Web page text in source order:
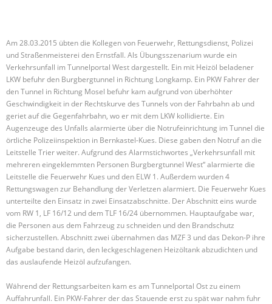
Am 28.03.2015 übten die Kollegen von Feuerwehr, Rettungsdienst, Polizei
und Straßenmeisterei den Ernstfall. Als Übungsszenarium wurde ein
Verkehrsunfall im Tunnelportal West dargestellt. Ein mit Heizöl beladener
LKW befuhr den Burgbergtunnel in Richtung Longkamp. Ein PKW Fahrer der
den Tunnel in Richtung Mosel befuhr kam aufgrund von überhöhter
Geschwindigkeit in der Rechtskurve des Tunnels von der Fahrbahn ab und
geriet auf die Gegenfahrbahn, wo er mit dem LKW kollidierte. Ein
Augenzeuge des Unfalls alarmierte über die Notrufeinrichtung im Tunnel die
örtliche Polizeiinspektion in Bernkastel-Kues. Diese gaben den Notruf an die
Leitstelle Trier weiter. Aufgrund des Alarmstichwortes „Verkehrsunfall mit
mehreren eingeklemmten Personen Burgbergtunnel West“ alarmierte die
Leitstelle die Feuerwehr Kues und den ELW 1. Außerdem wurden 4
Rettungswagen zur Behandlung der Verletzen alarmiert. Die Feuerwehr Kues
unterteilte den Einsatz in zwei Einsatzabschnitte. Der Abschnitt eins wurde
vom RW 1, LF 16/12 und dem TLF 16/24 übernommen. Hauptaufgabe war,
die Personen aus dem Fahrzeug zu schneiden und den Brandschutz
sicherzustellen. Abschnitt zwei übernahmen das MZF 3 und das Dekon-P ihre
Aufgabe bestand darin, den leckgeschlagenen Heizöltank abzudichten und
das auslaufende Heizöl aufzufangen.
Während der Rettungsarbeiten kam es am Tunnelportal Ost zu einem
Auffahrunfall. Ein PKW-Fahrer der das Stauende erst zu spät war nahm fuhr